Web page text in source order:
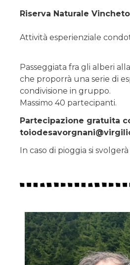
Riserva Naturale
Attività esperienziale
Passeggiata fra gli alberi
che proporrà una serie di
condivisione in gruppo.
Massimo 40 partecipanti.
Partecipazione gratuita
In caso di pioggia si